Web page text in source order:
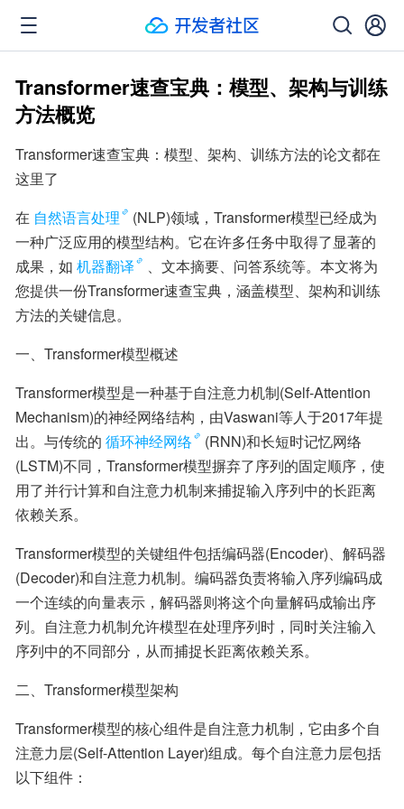
Transformer速查宝典：模型、架构与训练
方法概览
Transformer速查宝典：模型、架构、训练方法的论文都在
这里了
在 自然语言处理
(NLP)领域，Transformer模型已经成为
一种广泛应用的模型结构。它在许多任务中取得了显著的
成果，如 机器翻译
、文本摘要、问答系统等。本文将为
您提供一份Transformer速查宝典，涵盖模型、架构和训练
方法的关键信息。
一、Transformer模型概述
Transformer模型是一种基于自注意力机制(Self-Attention
Mechanism)的神经网络结构，由Vaswani等人于2017年提
出。与传统的 循环神经网络
(RNN)和长短时记忆网络
(LSTM)不同，Transformer模型摒弃了序列的固定顺序，使
用了并行计算和自注意力机制来捕捉输入序列中的长距离
依赖关系。
Transformer模型的关键组件包括编码器(Encoder)、解码器
(Decoder)和自注意力机制。编码器负责将输入序列编码成
一个连续的向量表示，解码器则将这个向量解码成输出序
列。自注意力机制允许模型在处理序列时，同时关注输入
序列中的不同部分，从而捕捉长距离依赖关系。
二、Transformer模型架构
Transformer模型的核心组件是自注意力机制，它由多个自
注意力层(Self-Attention Layer)组成。每个自注意力层包括
以下组件：